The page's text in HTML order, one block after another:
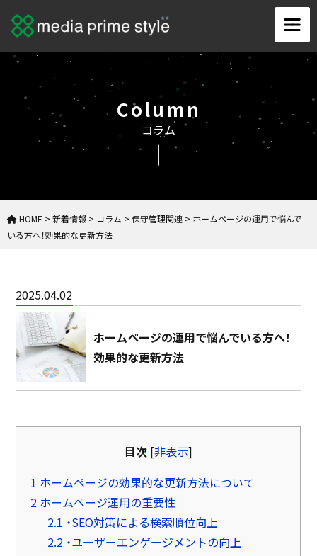
Column
コラム
HOME > 新着情報 > コラム > 保守管理関連 > ホームページの運用で悩んで
いる方へ！効果的な更新方法
2025.04.02
ホームページの運用で悩んでいる方へ！
効果的な更新方法
目次 [非表示]
1 ホームページの効果的な更新方法について
2 ホームページ運用の重要性
2.1 ・SEO対策による検索順位向上
2.2 ・ユーザーエンゲージメントの向上